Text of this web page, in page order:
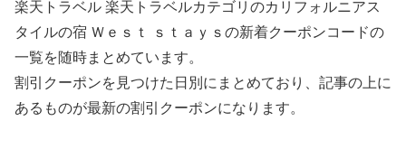
楽天トラベル 楽天トラベルカテゴリのカリフォルニアス
タイルの宿 Ｗｅｓｔ ｓｔａｙｓの新着クーポンコードの
一覧を随時まとめています。
割引クーポンを見つけた日別にまとめており、記事の上に
あるものが最新の割引クーポンになります。